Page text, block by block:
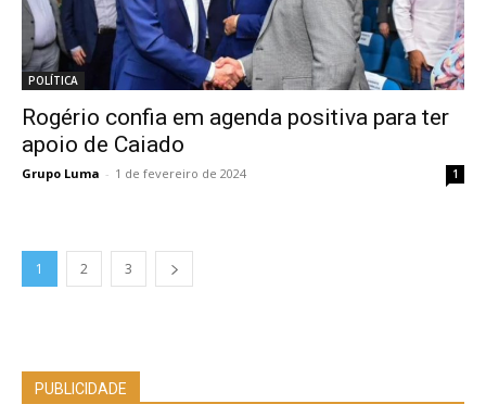
POLÍTICA
Rogério confia em agenda positiva para ter
apoio de Caiado
Grupo Luma - 1 de fevereiro de 2024 1
1 2 3
PUBLICIDADE